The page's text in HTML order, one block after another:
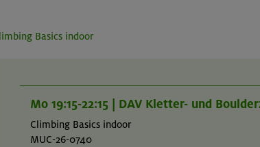
Basics indoor
Mo 19:15-22:15 | DAV Kletter- und
Climbing Basics indoor
MUC-26-0740